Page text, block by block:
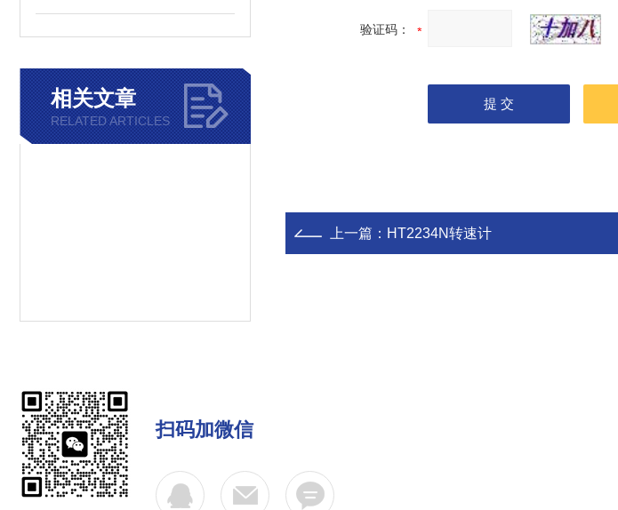
相关文章
RELATED ARTICLES
验证码：
上一篇： HT2234N转速计
扫码加微信